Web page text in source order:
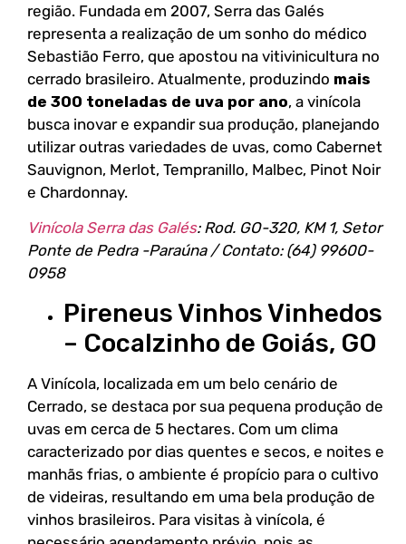
região. Fundada em 2007, Serra das Galés
representa a realização de um sonho do médico
Sebastião Ferro, que apostou na vitivinicultura no
cerrado brasileiro. Atualmente, produzindo mais
de 300 toneladas de uva por ano, a vinícola
busca inovar e expandir sua produção, planejando
utilizar outras variedades de uvas, como Cabernet
Sauvignon, Merlot, Tempranillo, Malbec, Pinot Noir
e Chardonnay.
Vinícola Serra das Galés: Rod. GO-320, KM 1, Setor
Ponte de Pedra -Paraúna / Contato: (64) 99600-
0958
Pireneus Vinhos Vinhedos
– Cocalzinho de Goiás, GO
A Vinícola, localizada em um belo cenário de
Cerrado, se destaca por sua pequena produção de
uvas em cerca de 5 hectares. Com um clima
caracterizado por dias quentes e secos, e noites e
manhãs frias, o ambiente é propício para o cultivo
de videiras, resultando em uma bela produção de
vinhos brasileiros. Para visitas à vinícola, é